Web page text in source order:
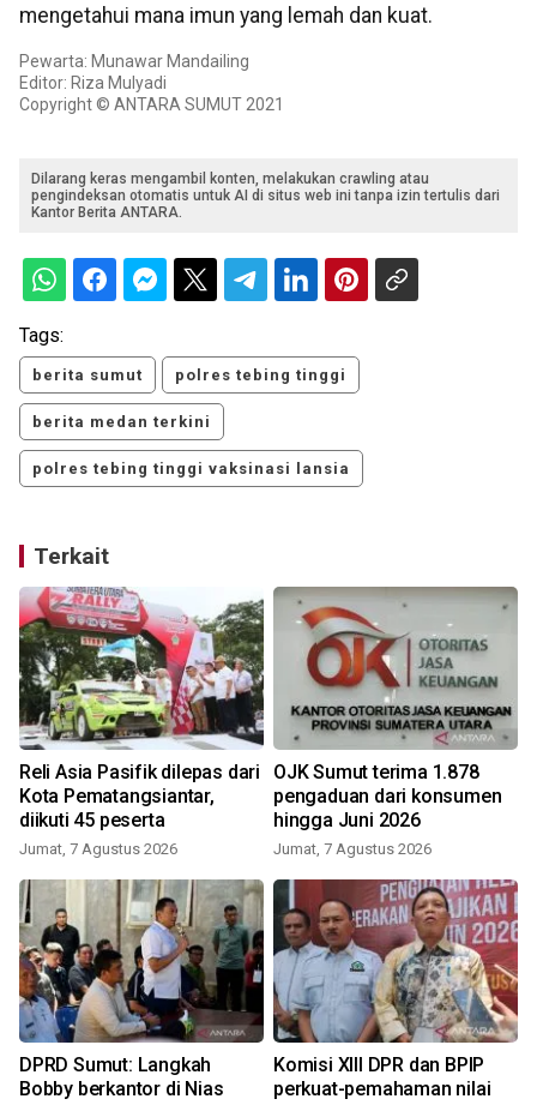
mengetahui mana imun yang lemah dan kuat.
Pewarta: Munawar Mandailing
Editor: Riza Mulyadi
Copyright © ANTARA SUMUT 2021
Dilarang keras mengambil konten, melakukan crawling atau
pengindeksan otomatis untuk AI di situs web ini tanpa izin tertulis dari
Kantor Berita ANTARA.
Tags:
berita sumut polres tebing tinggi
berita medan terkini
polres tebing tinggi vaksinasi lansia
Terkait
Reli Asia Pasifik dilepas dari
Kota Pematangsiantar,
diikuti 45 peserta
Jumat, 7 Agustus 2026
OJK Sumut terima 1.878
pengaduan dari konsumen
hingga Juni 2026
Jumat, 7 Agustus 2026
DPRD Sumut: Langkah
Bobby berkantor di Nias
Komisi XIII DPR dan BPIP
perkuat-pemahaman nilai